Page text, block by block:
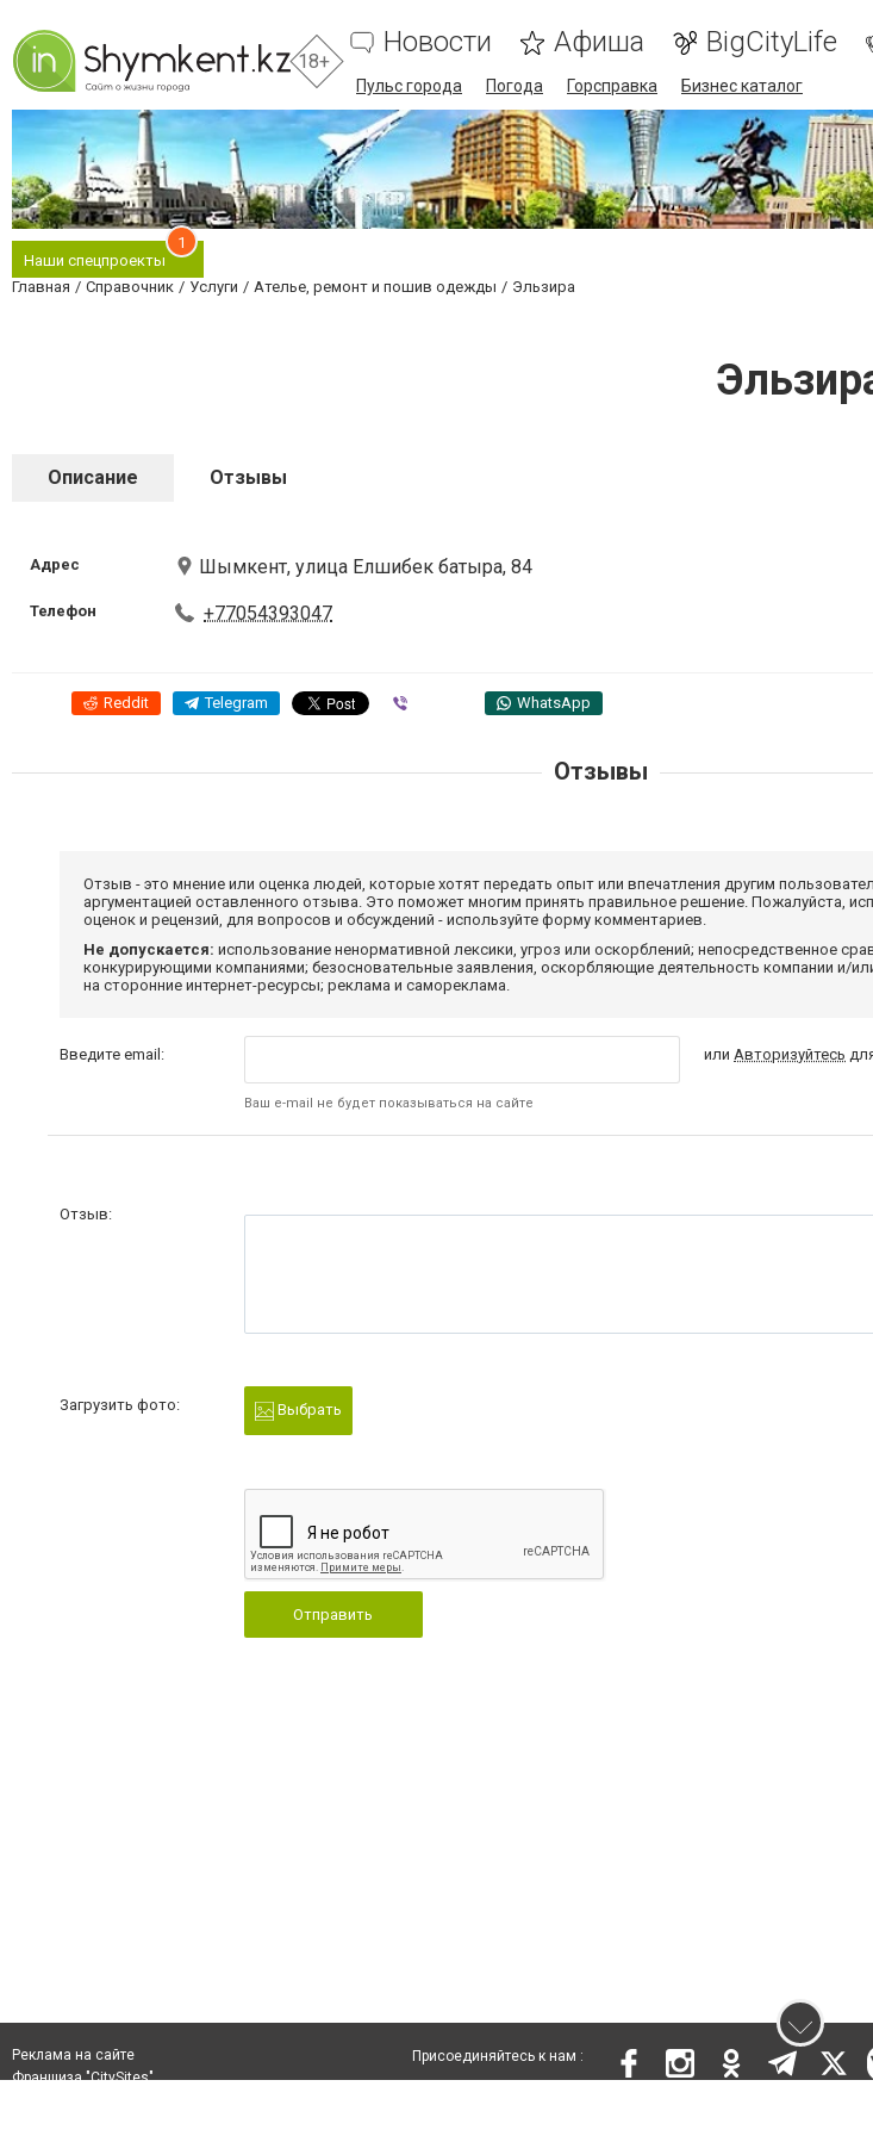
18+
Новости Афиша BigCityLife
Пульс города Погода Горсправка Бизнес каталог
Наши спецпроекты
1
Главная Справочник Услуги Ателье, ремонт и пошив одежды Эльзира
Описание Отзывы
Адрес Шымкент, улица Елшибек батыра, 84
Телефон +77054393047
Reddit Telegram WhatsApp
Отзывы
Отзыв - это мнение или оценка людей, которые хотят передать опыт или впечатления другим
аргументацией оставленного отзыва. Это поможет многим принять правильное решение. Пожалуйста,
оценок и рецензий, для вопросов и обсуждений - используйте форму комментариев.
Не допускается: использование ненормативной лексики, угроз или оскорблений; непосредственное
конкурирующими компаниями; безосновательные заявления, оскорбляющие деятельность компании и/
на сторонние интернет-ресурсы; реклама и самореклама.
Введите email:
Ваш e-mail не будет показываться на сайте
илиАвторизуйтесь
Отзыв:
Загрузить фото: Выбрать
Отправить
Реклама на сайте
Франшиза "CitySites"
Присоединяйтесь к нам :